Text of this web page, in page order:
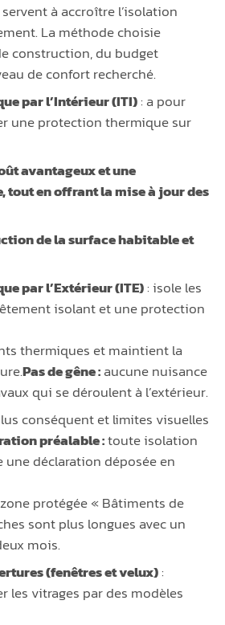
à accroître l’isolation
La méthode choisie
construction, du budget
de confort recherché.
par l’Intérieur (ITI): a pour
une protection thermique sur
avantageux et une
en offrant la mise à jour des
de la surface habitable et
par l’Extérieur (ITE): isole les
isolant et une protection
thermiques et maintient la
Pas de gêne :aucune nuisance
qui se déroulent à l’extérieur.
conséquent et limites visuelles
préalable :toute isolation
une déclaration déposée en
protégée « Bâtiments de
sont plus longues avec un
mois.
(fenêtres et velux):
les vitrages par des modèles